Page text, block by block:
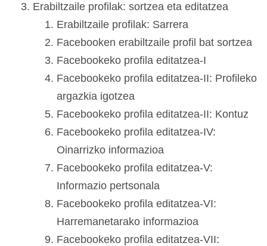
Erabiltzaile profilak: sortzea eta editatzea
Erabiltzaile profilak: Sarrera
Facebooken erabiltzaile profil bat sortzea
Facebookeko profila editatzea-I
Facebookeko profila editatzea-II: Profileko
argazkia igotzea
Facebookeko profila editatzea-II: Kontuz
Facebookeko profila editatzea-IV:
Oinarrizko informazioa
Facebookeko profila editatzea-V:
Informazio pertsonala
Facebookeko profila editatzea-VI:
Harremanetarako informazioa
Facebookeko profila editatzea-VII: